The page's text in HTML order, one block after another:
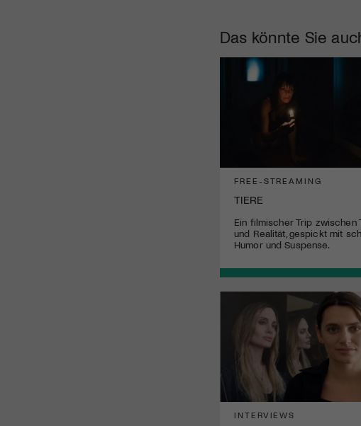
Das könnte Sie
FREE-STREAMING
TIERE
Ein filmischer Trip zwischen
und Realität, gespickt mit
Humor und Suspense.
INTERVIEWS